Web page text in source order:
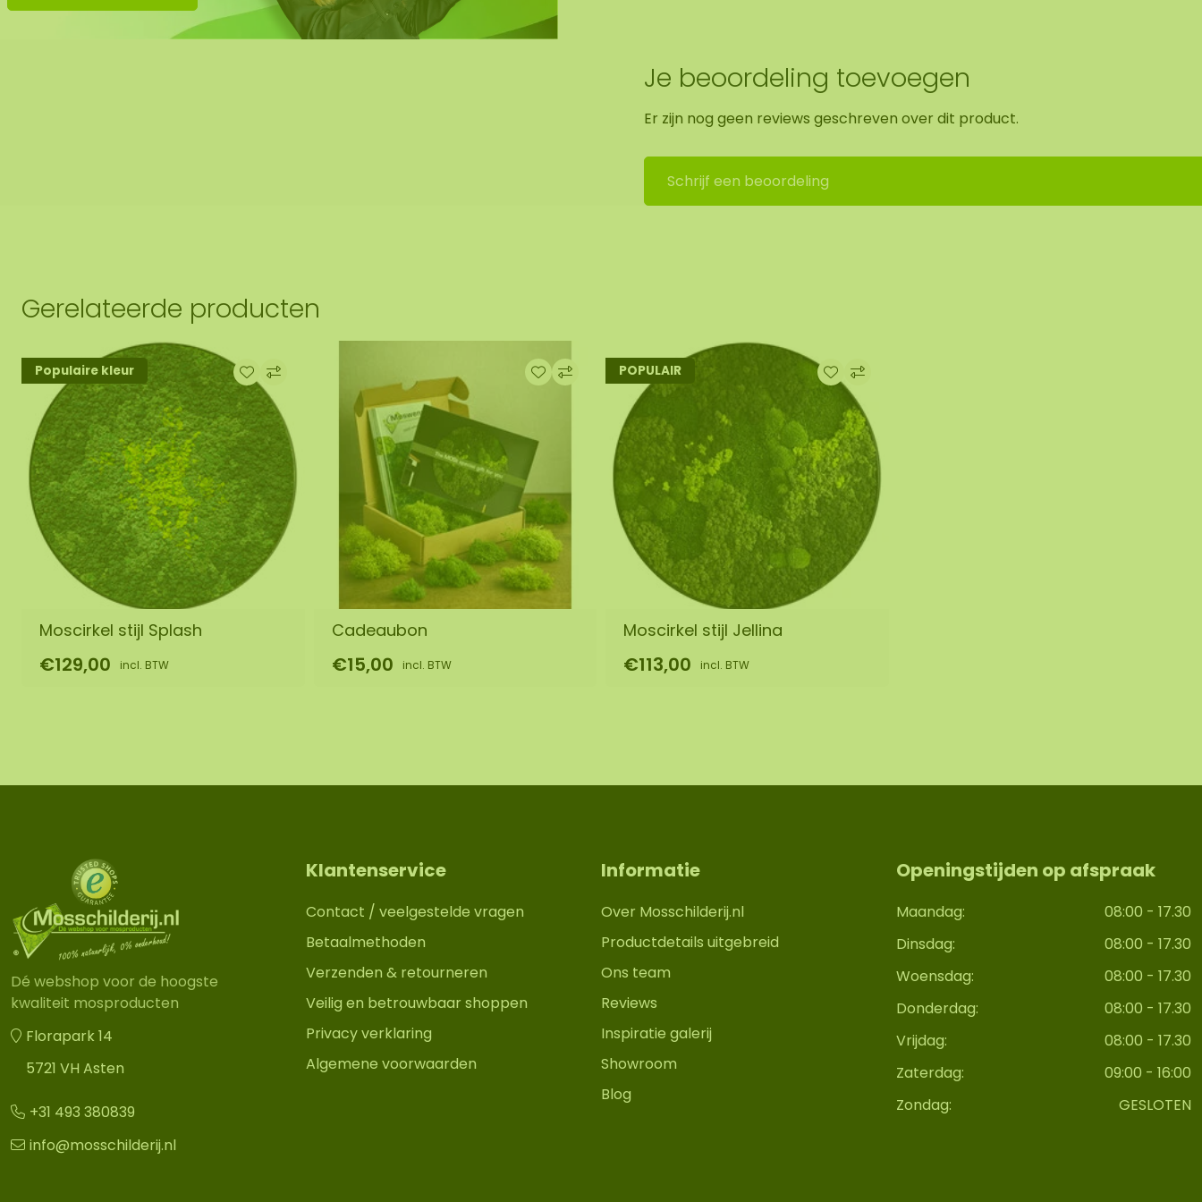
Je beoordeling toevoegen
Er zijn nog geen reviews geschreven over dit product.
Schrijf een beoordeling
Gerelateerde producten
Populaire kleur
Moscirkel stijl Splash
€129,00 incl. BTW
Cadeaubon
€15,00 incl. BTW
POPULAIR
Moscirkel stijl Jellina
€113,00 incl. BTW
Dé webshop voor de hoogste
kwaliteit mosproducten
Florapark 14
5721 VH Asten
+31 493 380839
info@mosschilderij.nl
Klantenservice
Contact / veelgestelde vragen
Betaalmethoden
Verzenden & retourneren
Veilig en betrouwbaar shoppen
Privacy verklaring
Algemene voorwaarden
Informatie
Over Mosschilderij.nl
Productdetails uitgebreid
Ons team
Reviews
Inspiratie galerij
Showroom
Blog
Openingstijden op afspraak
Maandag:
08:00 - 17.30
Dinsdag:
08:00 - 17.30
Woensdag:
08:00 - 17.30
Donderdag:
08:00 - 17.30
Vrijdag:
08:00 - 17.30
Zaterdag:
09:00 - 16:00
Zondag:
GESLOTEN